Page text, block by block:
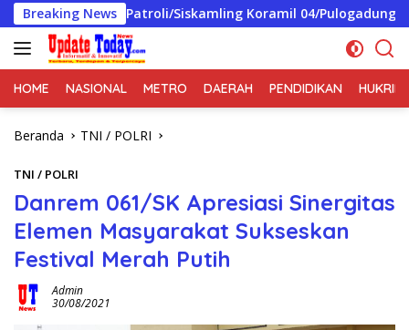
Langsung
ke
konten
Breaking News
Patroli/Siskamling Koramil 04/Pulogadung Perkuat Sinergi
HOME NASIONAL METRO DAERAH PENDIDIKAN HUKRIM
Beranda TNI / POLRI
TNI / POLRI
Danrem 061/SK Apresiasi Sinergitas
Elemen Masyarakat Sukseskan
Festival Merah Putih
Admin
30/08/2021